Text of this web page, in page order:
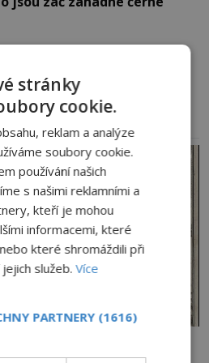
vodní monstrum s
stránky
cookie.
reklam a analýze
soubory cookie.
používání našich
s našimi reklamními a
kteří je mohou
informacemi, které
které shromáždili při
jejich služeb.Více
PARTNERY (1616)